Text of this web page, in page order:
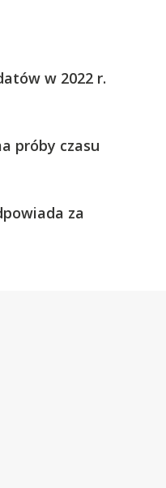
w 2022 r.
próby czasu
za